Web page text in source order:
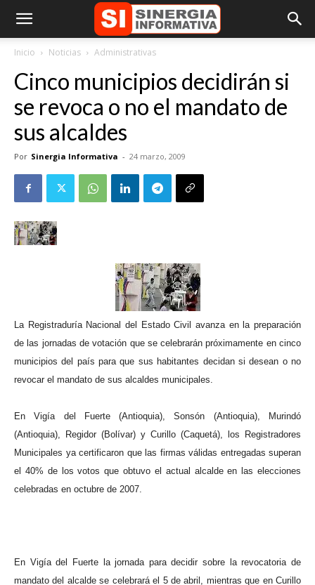
Inicio Noticias Administrativas
Cinco municipios decidirán si
se revoca o no el mandato de
sus alcaldes
Por Sinergia Informativa - 24 marzo, 2009
La Registraduría Nacional del Estado Civil avanza en la preparación
de las jornadas de votación que se celebrarán próximamente en cinco
municipios del país para que sus habitantes decidan si desean o no
revocar el mandato de sus alcaldes municipales.
En Vigía del Fuerte (Antioquia), Sonsón (Antioquia), Murindó
(Antioquia), Regidor (Bolívar) y Curillo (Caquetá), los Registradores
Municipales ya certificaron que las firmas válidas entregadas superan
el 40% de los votos que obtuvo el actual alcalde en las elecciones
celebradas en octubre de 2007.
En Vigía del Fuerte la jornada para decidir sobre la revocatoria de
mandato del alcalde se celebrará el 5 de abril, mientras que en Curillo